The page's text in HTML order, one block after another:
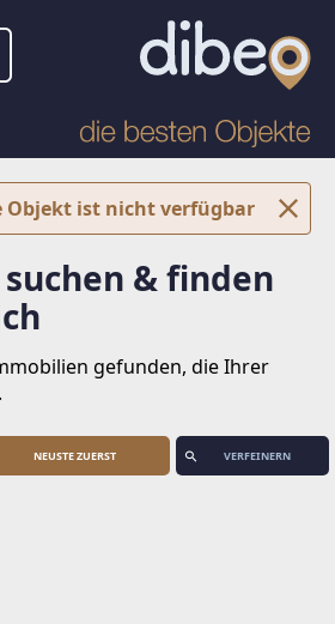
Objekt ist nicht verfügbar
& finden
gefunden, die Ihrer
VERFEINERN